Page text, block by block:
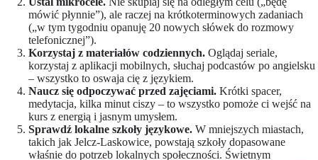
mówić płynnie”), ale raczej na krótkoterminowych zadaniach
(„w tym tygodniu opanuję 20 nowych słówek do rozmowy
telefonicznej”).
Korzystaj z materiałów codziennych. Oglądaj seriale,
korzystaj z aplikacji mobilnych, słuchaj podcastów po angielsku
– wszystko to oswaja cię z językiem.
Naucz się odpoczywać przed zajęciami. Krótki spacer,
medytacja, kilka minut ciszy – to wszystko pomoże ci wejść na
kurs z energią i jasnym umysłem.
Sprawdź lokalne szkoły językowe. W mniejszych miastach,
takich jak Jelcz-Laskowice, powstają szkoły dopasowane
właśnie do potrzeb lokalnych społeczności. Świetnym